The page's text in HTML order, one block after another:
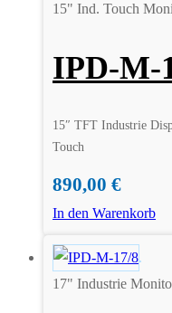
15" Ind. Touch
IPD-M-
15″ TFT Industrie
Touch
890,00 €
In den Warenkorb
17" Industrie